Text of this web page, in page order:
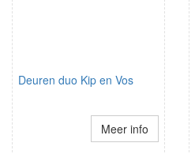
Deuren duo Kip en Vos
Meer info